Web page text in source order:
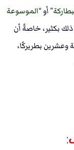
أو الموسوعة
بكثير، خاصةً أن
بطريركًا،